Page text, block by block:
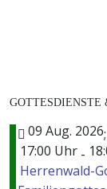
GOTTESDIENSTE
09 Aug. 2026;
17:00 Uhr -
Herrenwald-